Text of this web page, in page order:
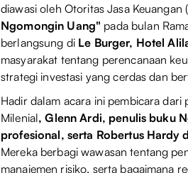
diawasi oleh Otoritas Jasa
Ngomongin Uang" pada bulan
berlangsung di Le Burger, Hotel
masyarakat tentang perencanaan
strategi investasi yang cerdas dan
Hadir dalam acara ini pembicara
Milenial, Glenn Ardi, penulis buku
profesional, serta Robertus Hardy
Mereka berbagi wawasan tentang
manajemen risiko, serta bagaimana